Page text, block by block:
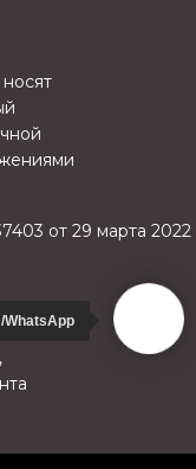
WhatsApp
от 29 марта 2022